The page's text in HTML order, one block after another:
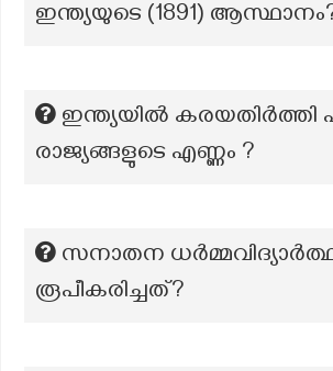
ഇന്ത്യയുടെ (1891)
ഇന്ത്യയിൽ കരയതിർത്തി
രാജ്യങ്ങളുടെ എണ്ണം ?
സനാതന
രൂപീകരിച്ചത്?